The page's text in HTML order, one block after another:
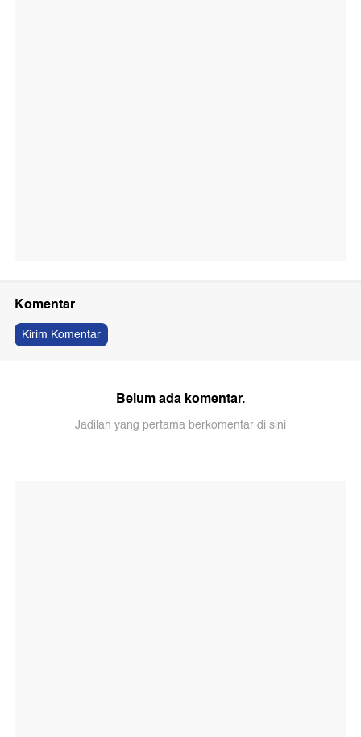
Komentar
Kirim Komentar
Belum ada komentar.
Jadilah yang pertama berkomentar di sini